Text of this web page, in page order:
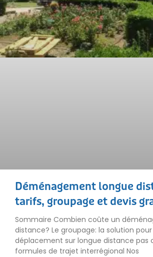
Déménagement longue
tarifs, groupage et devis
Sommaire Combien coûte un
distance? Le groupage: la solution
déplacement sur longue distance pas
formules de trajet interrégional Nos